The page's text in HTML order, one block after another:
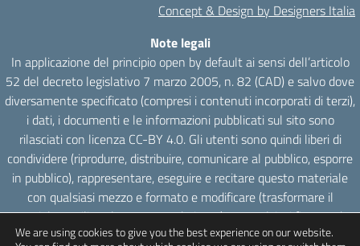
Concept & Design by Designers Italia
Note legali
In applicazione del principio open by default ai sensi dell’articolo
52 del decreto legislativo 7 marzo 2005, n. 82 (CAD) e salvo dove
diversamente specificato (compresi i contenuti incorporati di terzi),
i dati, i documenti e le informazioni pubblicati sul sito sono
rilasciati con licenza CC-BY 4.0. Gli utenti sono quindi liberi di
condividere (riprodurre, distribuire, comunicare al pubblico, esporre
in pubblico), rappresentare, eseguire e recitare questo materiale
con qualsiasi mezzo e formato e modificare (trasformare il
materiale e utilizzarlo per opere derivate) per qualsiasi fine, anche
commerciale con il solo onere di attribuzione, senza apporre
We are using cookies to give you the best experience on our website.